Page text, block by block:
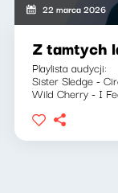
22 marca 2026
Z tamtych
Playlista audycji:
Sister Sledge -
Wild Cherry - I